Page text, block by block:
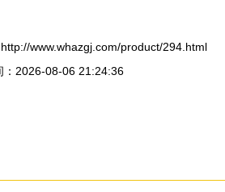
www.whazgj.com/product/294.html
：2026-08-06 21:24:36